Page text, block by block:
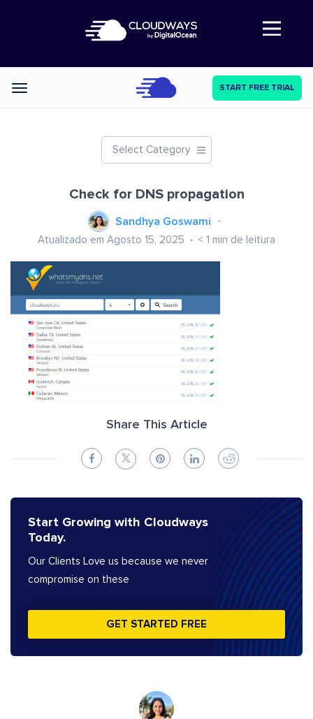
Abre a navegação
Categories START FREE TRIAL
Select Category
Check for DNS propagation
Sandhya Goswami
Atualizado em Agosto 15, 2025 < 1 min de leitura
Share This Article
Start Growing with Cloudways
Today.
Our Clients Love us because we never
compromise on these
GET STARTED FREE